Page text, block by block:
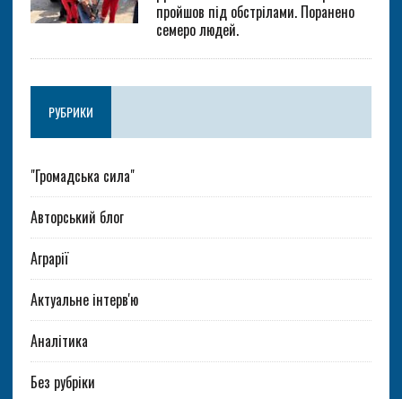
пройшов під обстрілами. Поранено
семеро людей.
РУБРИКИ
"Громадська сила"
Авторський блог
Аграрії
Актуальне інтерв'ю
Аналітика
Без рубріки